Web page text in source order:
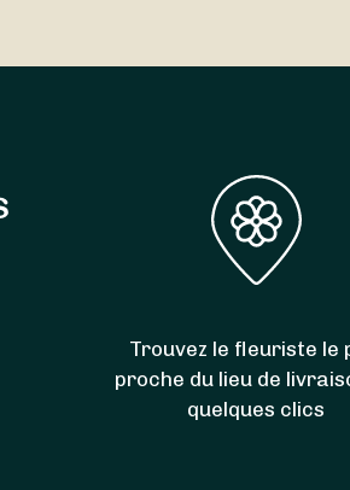
Blanche,Ruffey-lès-Beaune,
Trouvez le fleuriste le
proche du lieu de
quelques clics